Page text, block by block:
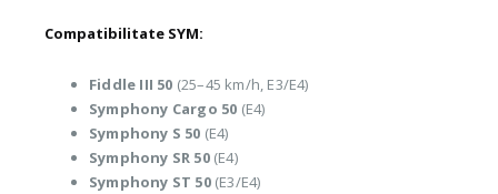
Compatibilitate SYM:
Fiddle III 50 (25–45 km/h, E3/E4)
Symphony Cargo 50 (E4)
Symphony S 50 (E4)
Symphony SR 50(E4)
Symphony ST 50(E3/E4)